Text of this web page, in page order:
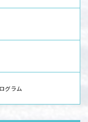
グラム